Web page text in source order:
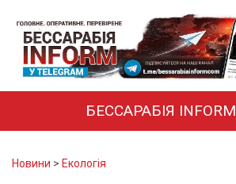
БЕССАРАБІЯ INFORM
Новини > Екологія